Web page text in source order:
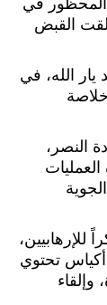
في
القبض
يار الله، في
النصر،
نتائج العملية، إذ تمكنت القوات من تدمير 18 نفقاً، و20 وكراً للإرهابيين،
و4 مواضع للرصد، كما عثرت على 164 عبوة ناسفة، ودراجة نارية، و4 أكياس تحتوي
وحزامين ناسفين، وتفجير 54 عبوة، وإلقاء